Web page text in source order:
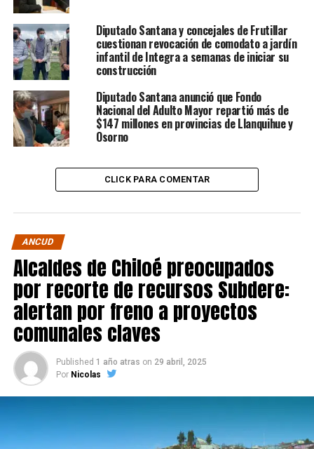
Diputado Santana y concejales de Frutillar
cuestionan revocación de comodato a jardín
infantil de Integra a semanas de iniciar su
construcción
Diputado Santana anunció que Fondo
Nacional del Adulto Mayor repartió más de
$147 millones en provincias de Llanquihue y
Osorno
CLICK PARA COMENTAR
ANCUD
Alcaldes de Chiloé preocupados
por recorte de recursos Subdere:
alertan por freno a proyectos
comunales claves
Published 1 año atras on 29 abril, 2025
Por Nicolas